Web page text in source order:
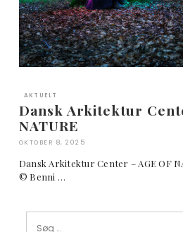
AKTUELT
Dansk Arkitektur
NATURE
OKTOBER 8, 2025
Dansk Arkitektur Center –
© Benni …